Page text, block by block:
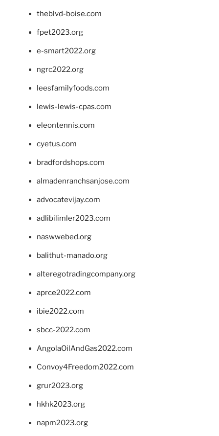
theblvd-boise.com
fpet2023.org
e-smart2022.org
ngrc2022.org
leesfamilyfoods.com
lewis-lewis-cpas.com
eleontennis.com
cyetus.com
bradfordshops.com
almadenranchsanjose.com
advocatevijay.com
adlibilimler2023.com
naswwebed.org
balithut-manado.org
alteregotradingcompany.org
aprce2022.com
ibie2022.com
sbcc-2022.com
AngolaOilAndGas2022.com
Convoy4Freedom2022.com
grur2023.org
hkhk2023.org
napm2023.org